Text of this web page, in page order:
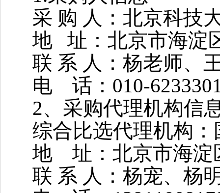
采 购 人：北京科技
地 址：北京市海淀
联 系 人：杨老师、
电 话：010-
2、采购代理机构信
综合比选代理机构
地 址：北京市海淀
联 系 人：杨宠、杨